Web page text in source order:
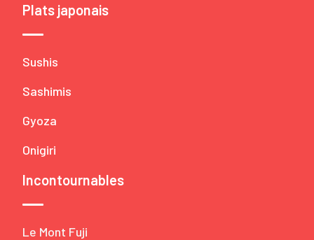
Plats japonais
Sushis
Sashimis
Gyoza
Onigiri
Incontournables
Le Mont Fuji